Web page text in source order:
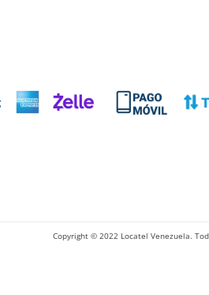
Copyright © 2022 Locatel Venezuela.